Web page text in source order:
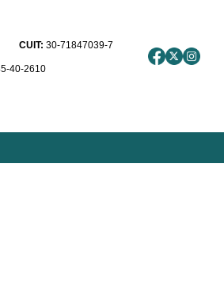
CUIT: 30-71847039-7
40-2610